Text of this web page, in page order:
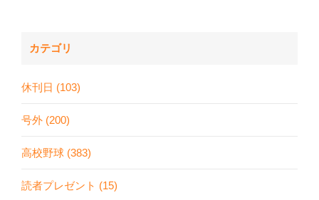
カテゴリ
休刊日 (103)
号外 (200)
高校野球 (383)
読者プレゼント (15)